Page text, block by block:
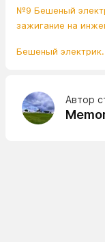
№9 Бешеный
зажигание на
Бешеный электрик.
Автор